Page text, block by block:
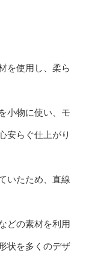
を使用し、柔ら
小物に使い、モ
安らぐ仕上がり
いたため、直線
どの素材を利用
状を多くのデザ